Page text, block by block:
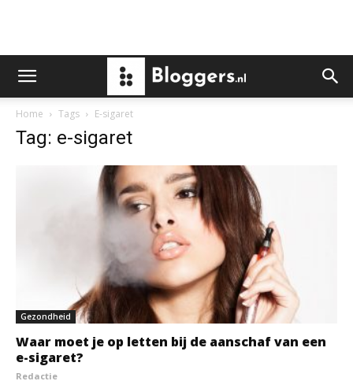
Home Tags E-sigaret
Tag: e-sigaret
Gezondheid
Waar moet je op letten bij de aanschaf van een
e-sigaret?
Redactie